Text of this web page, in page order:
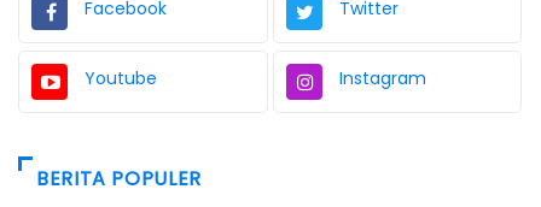
Facebook Twitter
Youtube Instagram
BERITA POPULER